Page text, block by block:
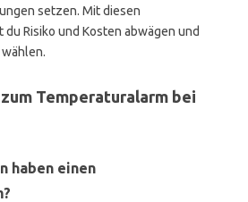
setzen. Mit diesen
Risiko und Kosten abwägen und
Temperaturalarm bei
haben einen